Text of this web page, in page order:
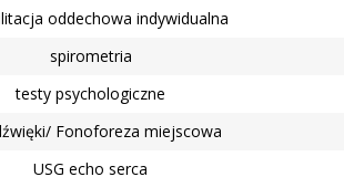
oddechowa indywidualna
spirometria
testy psychologiczne
Fonoforeza miejscowa
USG echo serca